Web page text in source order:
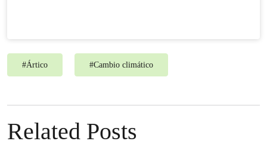
#Ártico #Cambio climático
Related Posts